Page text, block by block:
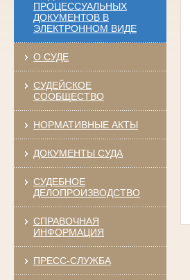
ПРОЦЕССУАЛЬНЫХ
ДОКУМЕНТОВ В
ЭЛЕКТРОННОМ ВИДЕ
О СУДЕ
СУДЕЙСКОЕ
СООБЩЕСТВО
НОРМАТИВНЫЕ АКТЫ
ДОКУМЕНТЫ СУДА
СУДЕБНОЕ
ДЕЛОПРОИЗВОДСТВО
СПРАВОЧНАЯ
ИНФОРМАЦИЯ
ПРЕСС-СЛУЖБА